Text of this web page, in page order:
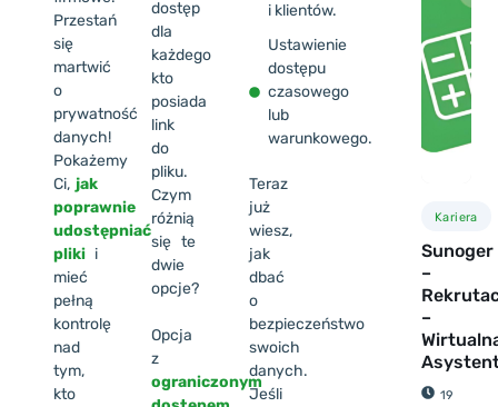
Przestań
się
martwić
o
prywatność
danych!
Pokażemy
Ci, jak
poprawnie
udostępniać
pliki i
mieć
pełną
kontrolę
nad
tym,
kto
dostęp
dla
każdego
kto
posiada
link
do
pliku.
Czym
różnią
się te
dwie
opcje?
Opcja
z
ograniczonym
i klientów.
Ustawienie
dostępu
czasowego
lub
warunkowego.
Teraz
już
wiesz,
jak
dbać
o
bezpieczeństwo
swoich
danych.
Jeśli
Kariera
Sunoger
–
–
19